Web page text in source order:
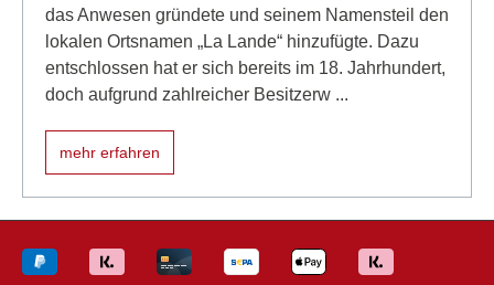
das Anwesen gründete und seinem Namensteil den
lokalen Ortsnamen „La Lande“ hinzufügte. Dazu
entschlossen hat er sich bereits im 18. Jahrhundert,
doch aufgrund zahlreicher Besitzerw ...
mehr erfahren